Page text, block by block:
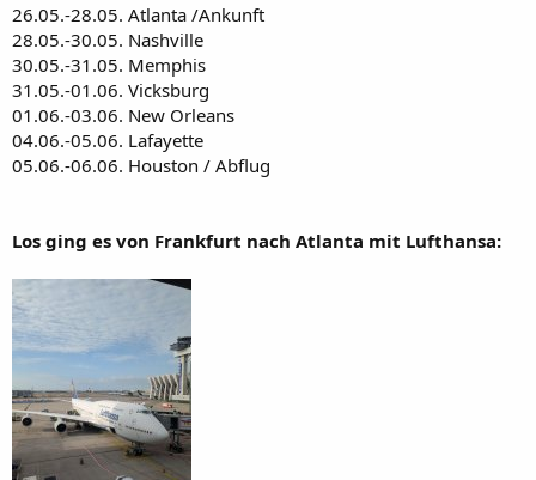
26.05.-28.05. Atlanta /Ankunft
28.05.-30.05. Nashville
30.05.-31.05. Memphis
31.05.-01.06. Vicksburg
01.06.-03.06. New Orleans
04.06.-05.06. Lafayette
05.06.-06.06. Houston / Abflug
Los ging es von Frankfurt nach Atlanta mit Lufthansa: